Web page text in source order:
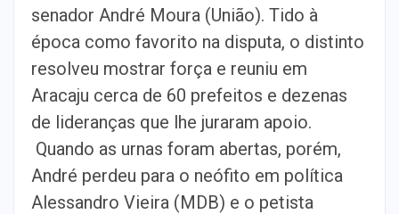
senador André Moura (União). Tido à
época como favorito na disputa, o distinto
resolveu mostrar força e reuniu em
Aracaju cerca de 60 prefeitos e dezenas
de lideranças que lhe juraram apoio.
Quando as urnas foram abertas, porém,
André perdeu para o neófito em política
Alessandro Vieira (MDB) e o petista